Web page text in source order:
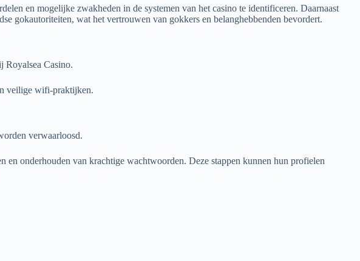
en mogelijke zwakheden in de systemen van het casino te identificeren. Daarnaast
gokautoriteiten, wat het vertrouwen van gokkers en belanghebbenden bevordert.
Royalsea Casino.
veilige wifi-praktijken.
verwaarloosd.
en onderhouden van krachtige wachtwoorden. Deze stappen kunnen hun profielen